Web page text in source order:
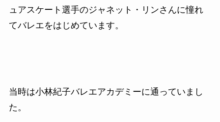
ュアスケート選手のジャネット・リンさんに憧れ
てバレエをはじめています。
当時は小林紀子バレエアカデミーに通っていまし
た。